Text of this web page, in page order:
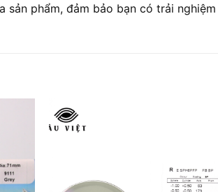
phẩm, đảm bảo bạn có trải